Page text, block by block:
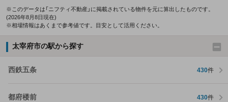
※このデータは「ニフティ不動産」に掲載されている物件を元に算出したものです。
(2026年8月8日現在)
※相場情報はあくまで参考値です。目安として活用ください。
太宰府市の駅から探す
西鉄五条 430件
都府楼前 430件